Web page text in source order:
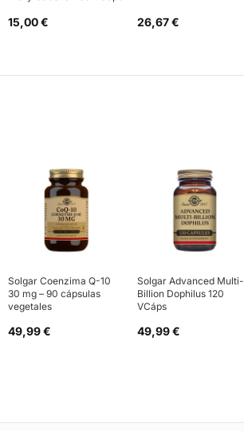
15,00 € 26,67 €
Solgar Coenzima Q-10
30 mg – 90 cápsulas
vegetales
49,99 €
Solgar Advanced Multi-
Billion Dophilus 120
VCáps
49,99 €